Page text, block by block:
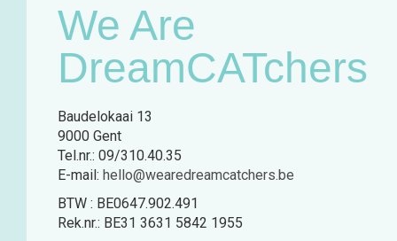
We Are
DreamCATchers
Baudelokaai 13
9000 Gent
Tel.nr.: 09/310.40.35
E-mail: hello@wearedreamcatchers.be
BTW : BE0647.902.491
Rek.nr.: BE31 3631 5842 1955